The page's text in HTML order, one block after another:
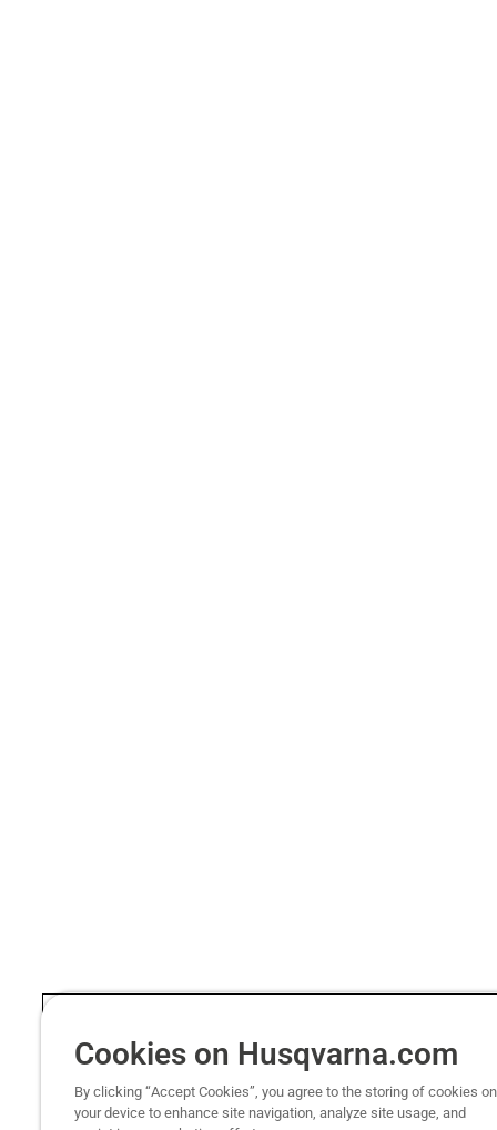
Cookies on Husqvarna.com
By clicking “Accept Cookies”, you agree to the storing of cookies on
your device to enhance site navigation, analyze site usage, and